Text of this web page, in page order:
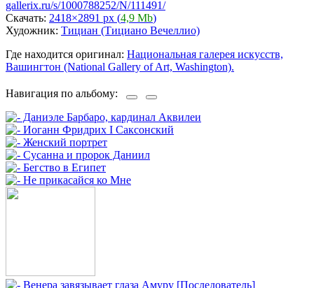
gallerix.ru/s/1000788252/N/111491/
Скачать: 2418×2891 px (4,9 Mb)
Художник: Тициан (Тициано Вечеллио)
Где находится оригинал: Национальная галерея искусств,
Вашингтон (National Gallery of Art, Washington).
Навигация по альбому: